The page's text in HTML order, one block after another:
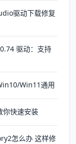
驱动下载修复
驱动：支持
Win11通用
你快速安装
怎么办 这样修